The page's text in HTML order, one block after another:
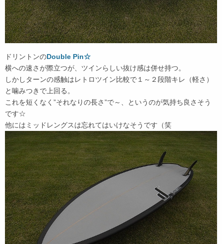
ドリントンのDouble Pin☆
横への速さが際立つが、ツインらしい抜け感は併せ持つ。
しかしターンの感触はレトロツイン比較で１～２段階キレ（軽さ）
と噛みつきで上回る。
これを短くなく”それなりの長さ”で～、というのが気持ち良さそう
です☆
他にはミッドレングスは忘れてはいけなそうです（笑